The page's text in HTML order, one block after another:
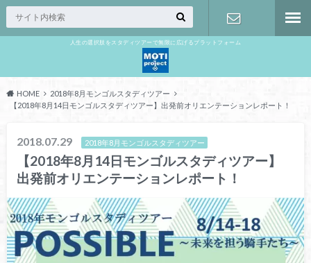
人生の選択肢をスタディツアーで無限に広げるプラットフォーム
HOME
2018年8月モンゴルスタディツアー
【2018年8月14日モンゴルスタディツアー】出発前オリエンテーションレポート！
2018.07.29 2018年8月モンゴルスタディツアー
【2018年8月14日モンゴルスタディツアー】
出発前オリエンテーションレポート！